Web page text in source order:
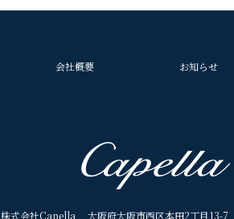
会社概要 お知らせ
株式会社Capella 大阪府大阪市西区本田2丁目